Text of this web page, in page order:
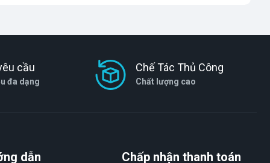
cầu
đa dạng
Chế Tác Thủ Công
Chất lượng cao
dẫn Chấp nhận thanh toán